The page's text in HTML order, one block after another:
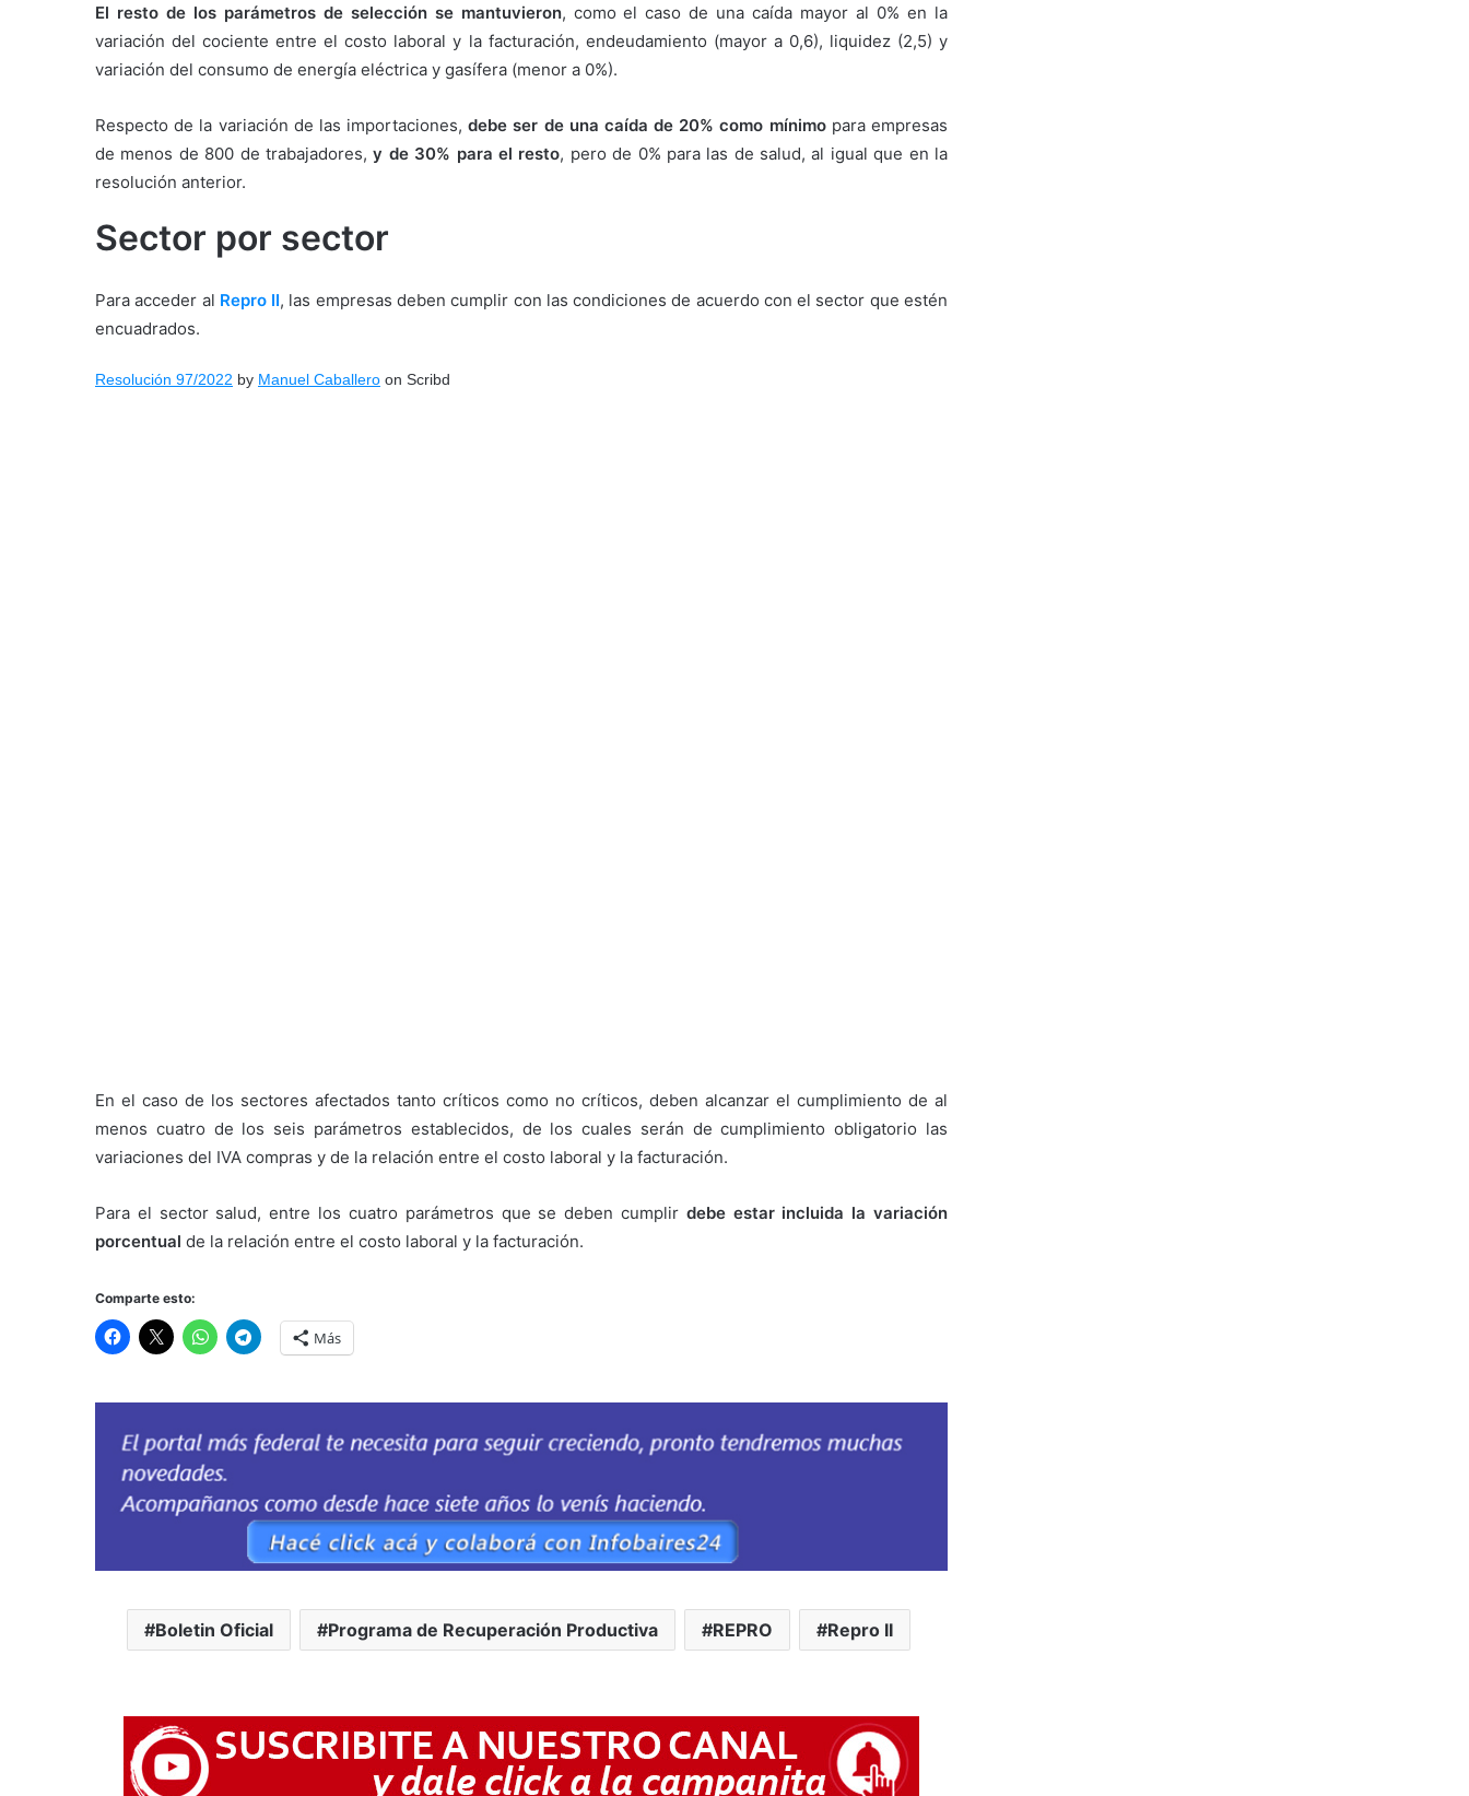
El resto de los parámetros de selección se mantuvieron, como el caso de una caída mayor al 0% en la
variación del cociente entre el costo laboral y la facturación, endeudamiento (mayor a 0,6), liquidez (2,5) y
variación del consumo de energía eléctrica y gasífera (menor a 0%).
Respecto de la variación de las importaciones,debe ser de una caída de 20% como mínimopara empresas
de menos de 800 de trabajadores,y de 30% para el resto, pero de 0% para las de salud, al igual que en la
resolución anterior.
Sector por sector
Para acceder al Repro II, las empresas deben cumplir con las condiciones de acuerdo con el sector que estén
encuadrados.
Resolución 97/2022 by Manuel Caballero on Scribd
En el caso de los sectores afectados tanto críticos como no críticos, deben alcanzar el cumplimiento de al
menos cuatro de los seis parámetros establecidos, de los cuales serán de cumplimiento obligatorio las
variaciones del IVA compras y de la relación entre el costo laboral y la facturación.
Para el sector salud, entre los cuatro parámetros que se deben cumplir debe estar incluida la variación
porcentual de la relación entre el costo laboral y la facturación.
Comparte esto:
Más
Boletin Oficial Programa de Recuperación Productiva REPRO Repro II